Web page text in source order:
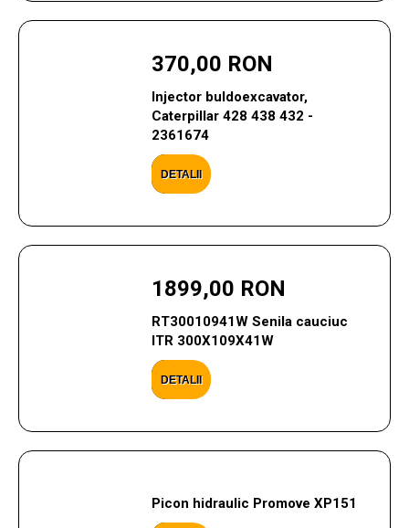
370,00 RON
Injector buldoexcavator,
Caterpillar 428 438 432 -
2361674
DETALII
1899,00 RON
RT30010941W Senila cauciuc
ITR 300X109X41W
DETALII
Picon hidraulic Promove XP151